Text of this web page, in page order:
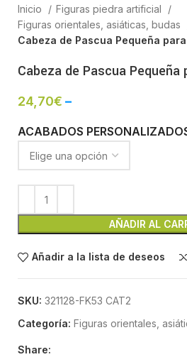
Inicio
Figuras piedra artificial
Figuras orientales, asiáticas, budas
Cabeza de Pascua Pequeña
Cabeza de Pascua Pequeña
24,70€ –
ACABADOS
AÑADIR AL
Añadir a la lista de deseos
SKU: 321128-FK53 CAT2
Categoría: Figuras orientales,
Share: